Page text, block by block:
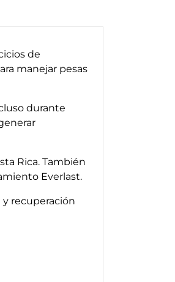
de
manejar pesas
durante
Rica. También
Everlast.
recuperación